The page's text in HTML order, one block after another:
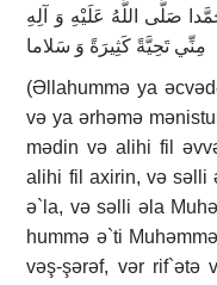
صَلَّى اللَّهُ عَلَيْهِ وَ آلِهِ
مِنِّي تَحِيَّةً كَثِيرَةً وَ سَلاما
(Əllahummə ya
və ya ərhəmə
mədin və alihi fil
alihi fil axi­rin, və səlli
ə`la, və səlli əla
hummə ə`ti
vəş-şərəf, vər rif`ətə